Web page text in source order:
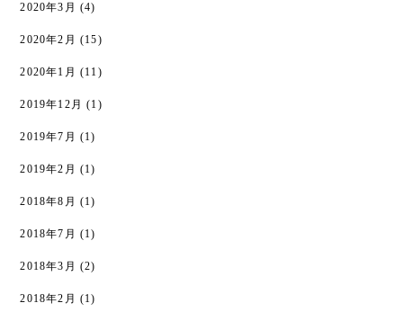
2020年3月 (4)
2020年2月 (15)
2020年1月 (11)
2019年12月 (1)
2019年7月 (1)
2019年2月 (1)
2018年8月 (1)
2018年7月 (1)
2018年3月 (2)
2018年2月 (1)